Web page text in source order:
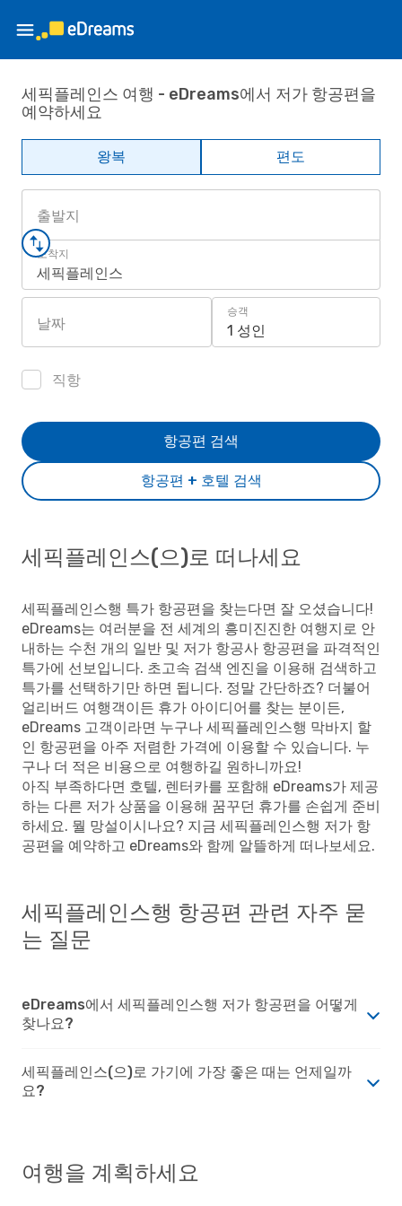
세픽플레인스 여행 - eDreams에서 저가 항공편을
예약하세요
왕복 편도
출발지
도착지
세픽플레인스
날짜
승객
1 성인
직항
항공편 + 호텔 검색
항공편 검색
세픽플레인스(으)로 떠나세요
세픽플레인스행 특가 항공편을 찾는다면 잘 오셨습니다!
eDreams는 여러분을 전 세계의 흥미진진한 여행지로 안
내하는 수천 개의 일반 및 저가 항공사 항공편을 파격적인
특가에 선보입니다. 초고속 검색 엔진을 이용해 검색하고
특가를 선택하기만 하면 됩니다. 정말 간단하죠? 더불어
얼리버드 여행객이든 휴가 아이디어를 찾는 분이든,
eDreams 고객이라면 누구나 세픽플레인스행 막바지 할
인 항공편을 아주 저렴한 가격에 이용할 수 있습니다. 누
구나 더 적은 비용으로 여행하길 원하니까요!
아직 부족하다면 호텔, 렌터카를 포함해 eDreams가 제공
하는 다른 저가 상품을 이용해 꿈꾸던 휴가를 손쉽게 준비
하세요. 뭘 망설이시나요? 지금 세픽플레인스행 저가 항
공편을 예약하고 eDreams와 함께 알뜰하게 떠나보세요.
세픽플레인스행 항공편 관련 자주 묻
는 질문
eDreams에서 세픽플레인스행 저가 항공편을 어떻게
찾나요?
세픽플레인스(으)로 가기에 가장 좋은 때는 언제일까
요?
여행을 계획하세요